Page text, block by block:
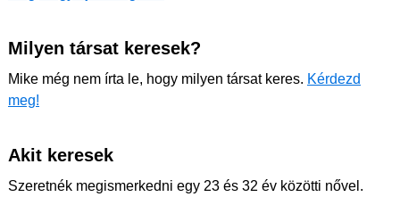
Milyen társat keresek?
Mike még nem írta le, hogy milyen társat keres. Kérdezd
meg!
Akit keresek
Szeretnék megismerkedni egy 23 és 32 év közötti nővel.